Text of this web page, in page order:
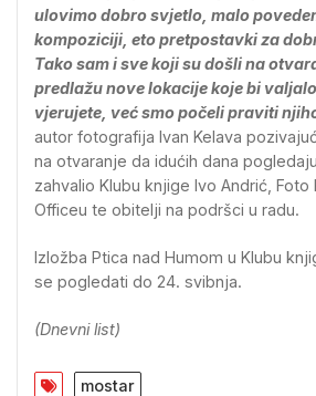
ulovimo dobro svjetlo, malo
kompoziciji, eto pretpostavki za
Tako sam i sve koji su došli na
predlažu nove lokacije koje bi
vjerujete, već smo počeli praviti
autor fotografija Ivan Kelava
na otvaranje da idućih dana
zahvalio Klubu knjige Ivo Andrić, Foto
Officeu te obitelji na podršci u radu.
Izložba Ptica nad Humom u Klubu
se pogledati do 24. svibnja.
(Dnevni list)
mostar